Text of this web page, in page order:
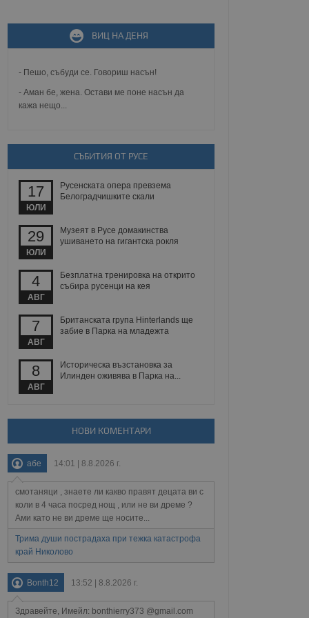
ВИЦ НА ДЕНЯ
- Пешо, събуди се. Говориш насън!
- Аман бе, жена. Остави ме поне насън да
кажа нещо...
СЪБИТИЯ ОТ РУСЕ
17
ЮЛИ
Русенската опера превзема
Белоградчишките скали
29
ЮЛИ
Музеят в Русе домакинства
ушиването на гигантска рокля
4
АВГ
Безплатна тренировка на открито
събира русенци на кея
7
АВГ
Британската група Hinterlands ще
забие в Парка на младежта
8
АВГ
Историческа възстановка за
Илинден оживява в Парка на...
НОВИ КОМЕНТАРИ
абе 14:01 | 8.8.2026 г.
смотаняци , знаете ли какво правят децата ви с
коли в 4 часа посред нощ , или не ви дреме ?
Ами като не ви дреме ще носите...
Трима души пострадаха при тежка катастрофа
край Николово
Bonth12 13:52 | 8.8.2026 г.
Здравейте, Имейл: bonthierry373 @gmail.com
зададена от уеб
MVC
известно като
Той не съдържа
при затваряне
политики и
сесии.
между хората
за да се правят
уебсайт.
на
на бисквитките,
и
и предоставя
използва
потребител може
на сайта. Тя
с
на сайта.
взаимодействия
и потребителския
събиране на данни
за
се
на тестване.
данни,
на посещенията,
били заредени.
опит.
на прегледи на
тя може
новата или
на сайта. Тя
която е
в целия
на социалните
Описание